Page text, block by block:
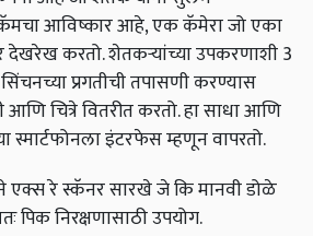
आविष्कार आहे, एक कॅमेरा जो एका
देखरेख करतो. शेतकऱ्यांच्या उपकरणाशी 3
प्रगतीची तपासणी करण्यास
आणि चित्रे वितरीत करतो. हा साधा आणि
स्मार्टफोनला इंटरफेस म्हणून वापरतो.
एक्स रे स्कॅनर सारखे जे कि मानवी डोळे
पिक निरक्षणासाठी उपयोग.